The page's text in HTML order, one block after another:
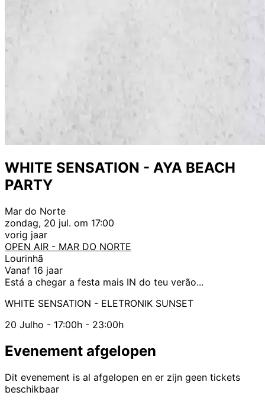
WHITE SENSATION - AYA BEACH
PARTY
Mar do Norte
zondag, 20 jul. om 17:00
vorig jaar
OPEN AIR - MAR DO NORTE
Lourinhã
Vanaf 16 jaar
Está a chegar a festa mais IN do teu verão...
WHITE SENSATION - ELETRONIK SUNSET
20 Julho - 17:00h - 23:00h
Evenement afgelopen
Dit evenement is al afgelopen en er zijn geen tickets
beschikbaar